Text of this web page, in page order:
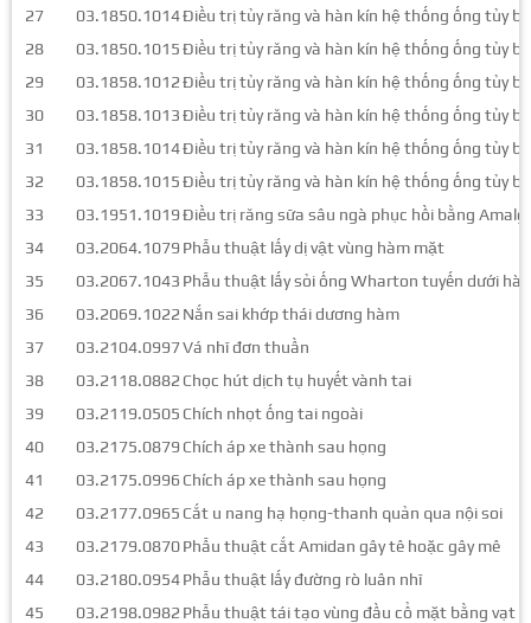
27
03.1850.1014Điều trị tủy răng và hàn kín hệ thống ống tủy
28
03.1850.1015Điều trị tủy răng và hàn kín hệ thống ống tủy
29
03.1858.1012Điều trị tủy răng và hàn kín hệ thống ống tủy
30
03.1858.1013Điều trị tủy răng và hàn kín hệ thống ống tủy
31
03.1858.1014Điều trị tủy răng và hàn kín hệ thống ống tủy
32
03.1858.1015Điều trị tủy răng và hàn kín hệ thống ống tủy
33
03.1951.1019Điều trị răng sữa sâu ngà phục hồi bằng
34
03.2064.1079 Phẫu thuật lấy dị vật vùng hàm mặt
35
03.2067.1043 Phẫu thuật lấy sỏi ống Wharton tuyến dưới
36
03.2069.1022 Nắn sai khớp thái dương hàm
37
03.2104.0997Vá nhĩ đơn thuần
38
03.2118.0882 Chọc hút dịch tụ huyết vành tai
39
03.2119.0505 Chích nhọt ống tai ngoài
40
03.2175.0879 Chích áp xe thành sau họng
41
03.2175.0996 Chích áp xe thành sau họng
42
03.2177.0965 Cắt u nang hạ họng-thanh quản qua nội soi
43
03.2179.0870Phẫu thuật cắt Amidan gây tê hoặc gây mê
44
03.2180.0954Phẫu thuật lấy đường rò luân nhĩ
45
03.2198.0982 Phẫu thuật tái tạo vùng đầu cổ mặt bằng vạt